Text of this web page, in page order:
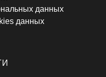
данных
данных